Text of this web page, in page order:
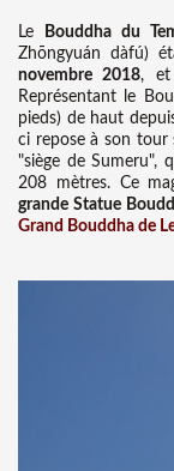
Le Bouddha du
Zhōngyuán dàfú)
novembre 2018, et
Représentant le
pieds) de haut
ci repose à son tour
"siège de Sumeru",
208 mètres. Ce
grande Statue
Grand Bouddha de